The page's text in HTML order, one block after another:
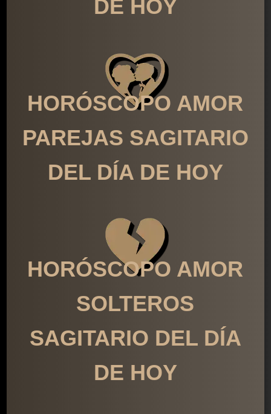
DE HOY
HORÓSCOPO AMOR
PAREJAS SAGITARIO
DEL DÍA DE HOY
HORÓSCOPO AMOR
SOLTEROS
SAGITARIO DEL DÍA
DE HOY